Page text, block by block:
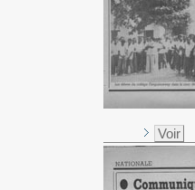
Voir